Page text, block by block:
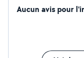
Aucun avis pour